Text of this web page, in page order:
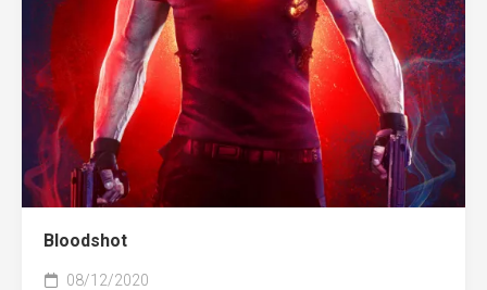
Bloodshot
08/12/2020